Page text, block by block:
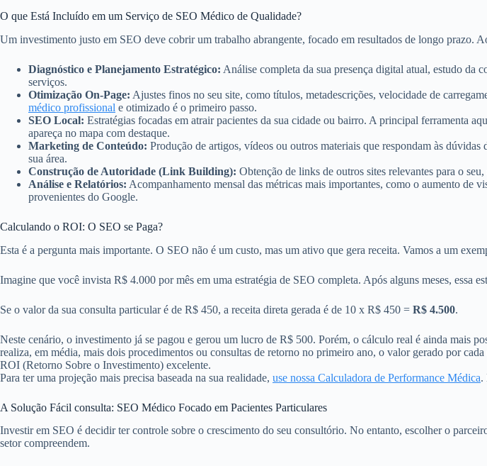
O que Está Incluído em um Serviço de SEO Médico de Qualidade?
Um investimento justo em SEO deve cobrir um trabalho abrangente, focado em resultados de longo prazo.
Diagnóstico e Planejamento Estratégico: Análise completa da sua presença digital atual, estudo da
serviços.
Otimização On-Page: Ajustes finos no seu site, como títulos, metadescrições, velocidade de
médico profissional e otimizado é o primeiro passo.
SEO Local: Estratégias focadas em atrair pacientes da sua cidade ou bairro. A principal ferramenta
apareça no mapa com destaque.
Marketing de Conteúdo: Produção de artigos, vídeos ou outros materiais que respondam às dúvidas
sua área.
Construção de Autoridade (Link Building): Obtenção de links de outros sites relevantes para o
Análise e Relatórios: Acompanhamento mensal das métricas mais importantes, como o aumento de
provenientes do Google.
Calculando o ROI: O SEO se Paga?
Esta é a pergunta mais importante. O SEO não é um custo, mas um ativo que gera receita. Vamos a um
Imagine que você invista R$ 4.000 por mês em uma estratégia de SEO completa. Após alguns meses, essa
Se o valor da sua consulta particular é de R$ 450, a receita direta gerada é de 10 x R$ 450 = R$ 4.500.
Neste cenário, o investimento já se pagou e gerou um lucro de R$ 500. Porém, o cálculo real é ainda mais
realiza, em média, mais dois procedimentos ou consultas de retorno no primeiro ano, o valor gerado por
ROI (Retorno Sobre o Investimento) excelente.
Para ter uma projeção mais precisa baseada na sua realidade, use nossa Calculadora de Performance Médica.
A Solução Fácil consulta: SEO Médico Focado em Pacientes Particulares
Investir em SEO é decidir ter controle sobre o crescimento do seu consultório. No entanto, escolher o
setor compreendem.